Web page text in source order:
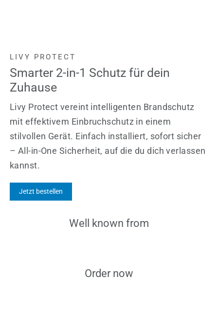
LIVY PROTECT
Smarter 2-in-1 Schutz für dein
Zuhause
Livy Protect vereint intelligenten Brandschutz
mit effektivem Einbruchschutz in einem
stilvollen Gerät. Einfach installiert, sofort sicher
– All-in-One Sicherheit, auf die du dich verlassen
kannst.
Jetzt bestellen
Well known from
Order now